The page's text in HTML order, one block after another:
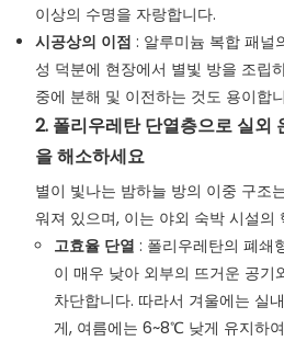
이상의 수명을 자랑합니다.
시공상의 이점 : 알루미늄 복합 패널
성 덕분에 현장에서 별빛 방을 조립
중에 분해 및 이전하는 것도 용이합
2. 폴리우레탄 단열층으로 실외
을 해소하세요
별이 빛나는 밤하늘 방의 이중 구조
워져 있으며, 이는 야외 숙박 시설의
고효율 단열 : 폴리우레탄의 폐쇄
이 매우 낮아 외부의 뜨거운 공기
차단합니다. 따라서 겨울에는 실
게, 여름에는 6~8℃ 낮게 유지하